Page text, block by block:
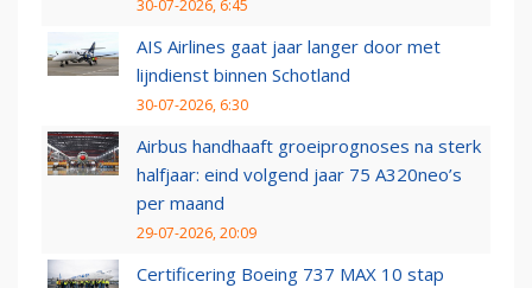
30-07-2026, 6:45
AIS Airlines gaat jaar langer door met
lijndienst binnen Schotland
30-07-2026, 6:30
Airbus handhaaft groeiprognoses na sterk
halfjaar: eind volgend jaar 75 A320neo’s
per maand
29-07-2026, 20:09
Certificering Boeing 737 MAX 10 stap